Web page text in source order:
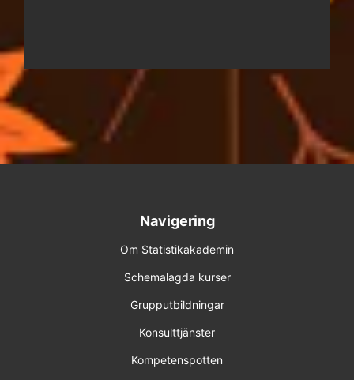
Navigering
Om Statistikakademin
Schemalagda kurser
Grupputbildningar
Konsulttjänster
Kompetenspotten